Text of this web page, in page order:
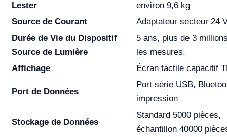
Lester
environ 9,6 kg
Source de Courant
Adaptateur secteur 24
Durée de Vie du Dispositif
Source de Lumière
5 ans, plus de 3
les mesures.
Affichage
Écran tactile capacitif
Port de Données
Port série USB,
impression
Stockage de Données
Standard 5000 pièces,
échantillon 40000